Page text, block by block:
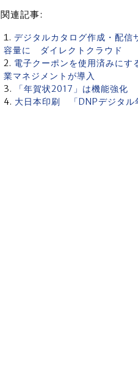
関連記事:
デジタルカタログ作成・配
容量に ダイレクトクラウド
電子クーポンを使用済みに
業マネジメントが導入
「年賀状2017」は機能強
大日本印刷 「DNPデジタル